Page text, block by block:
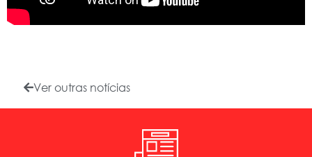
Ver outras notícias